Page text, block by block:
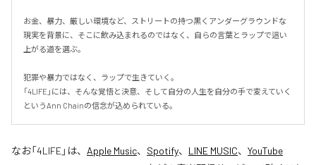
お金、暴力、厳しい環境など、ストリートの持つ黒くアンダーグラウンドな
現実を背景に、そこに飲み込まれるのではなく、自らの言葉とラップで這い
上がる道を選ぶ。
犯罪や暴力ではなく、ラップで生きていく。
「4LIFE」には、そんな覚悟と決意、そして自分の人生を自分の手で変えていく
というAnn Chainの信念が込められている。
なお「4LIFE」は、 Apple Music、 Spotify、 LINE MUSIC、 YouTube